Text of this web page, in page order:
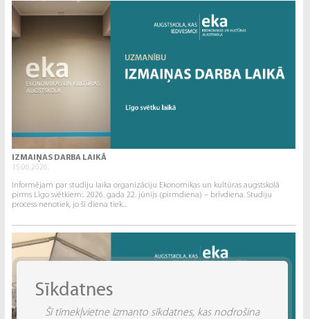
IZMAIŅAS DARBA LAIKĀ
15.06.2026.
Informējam par studiju laika organizāciju Ekonomikas un kultūras augstskolā
pirms Līgo svētkiem:. 2026. gada 22. jūnijs (pirmdiena) – brīvdiena. Studiju
process nenotiek, jo šī diena tiek...
Sīkdatnes
Šī tīmekļvietne izmanto sīkdatnes, kas nodrošina